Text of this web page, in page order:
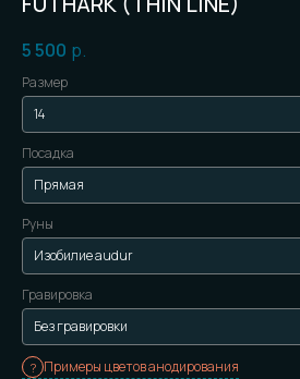
5 500 р.
Размер
Посадка
Руны
Гравировка
Примеры цветов анодирования